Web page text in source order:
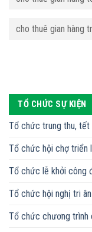
cho thuê gian hàng
TỔ CHỨC SỰ KIỆN
Tổ chức trung thu, tết
Tổ chức hội chợ triển
Tổ chức lễ khởi công
Tổ chức hội nghị tri
Tổ chức chương trình